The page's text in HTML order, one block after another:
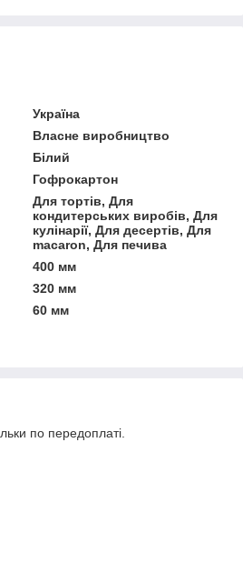
Україна
Власне виробництво
Білий
Гофрокартон
Для тортів, Для
кондитерських виробів, Для
кулінарії, Для десертів, Для
macaron, Для печива
400 мм
320 мм
60 мм
по передоплаті.